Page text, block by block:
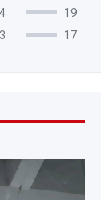
19
17